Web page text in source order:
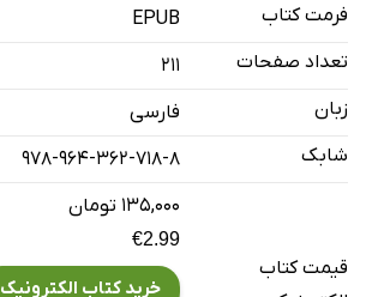
دندان‌پزشک
فهرست
فرمت کتاب
EPUB
تعداد صفحات
211
زبان
فارسی
شابک
978-964-362-718-8
قیمت کتاب
۱۳۵,۰۰۰ تومان
€2.99
خرید کتاب الکترونیک